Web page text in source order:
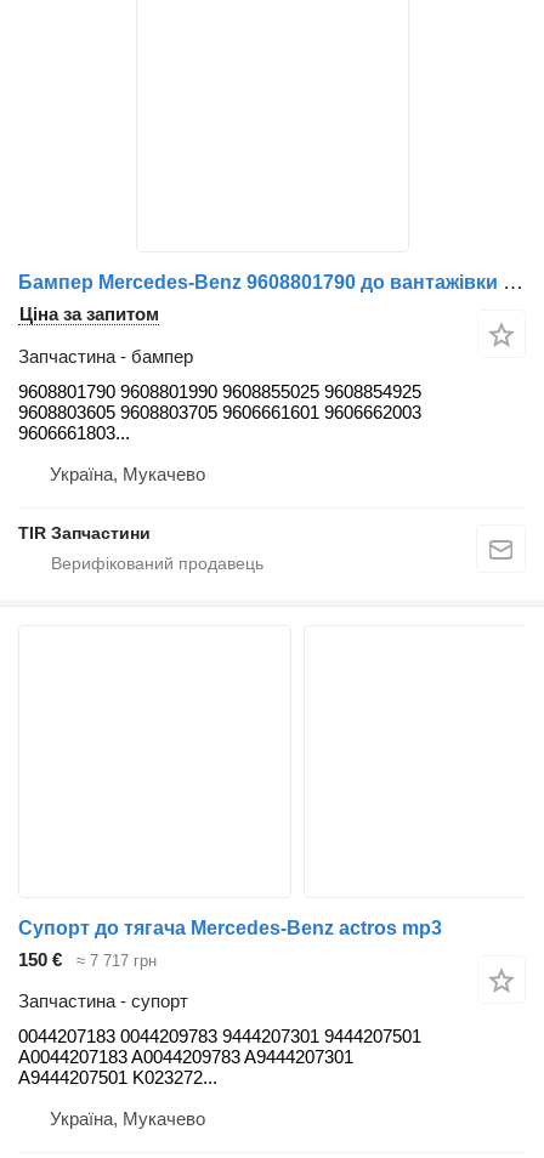
Бампер Mercedes-Benz 9608801790 до вантажівки Mercedes-Benz ACTROS MP4
Ціна за запитом
Запчастина - бампер
9608801790 9608801990 9608855025 9608854925
9608803605 9608803705 9606661601 9606662003
9606661803...
Україна, Мукачево
TIR Запчастини
Супорт до тягача Mercedes-Benz actros mp3
150 €
≈ 7 717 грн
Запчастина - супорт
0044207183 0044209783 9444207301 9444207501
A0044207183 A0044209783 A9444207301
A9444207501 K023272...
Україна, Мукачево